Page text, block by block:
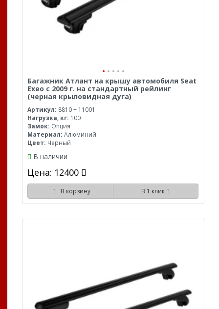
Багажник Атлант на крышу автомобиля Seat
Exeo с 2009 г. на стандартный рейлинг
(черная крыловидная дуга)
Артикул: 8810 + 11001
Нагрузка, кг: 100
Замок: Опция
Материал: Алюминий
Цвет: Черный
В наличии
Цена: 12400
В корзину В 1 клик